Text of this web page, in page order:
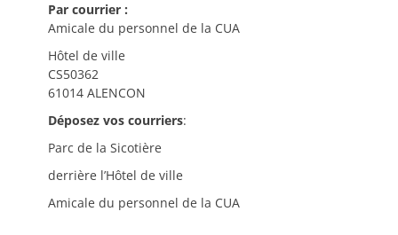
Par courrier :
Amicale du personnel de la CUA
Hôtel de ville
CS50362
61014 ALENCON
Déposez vos courriers:
Parc de la Sicotière
derrière l’Hôtel de ville
Amicale du personnel de la CUA